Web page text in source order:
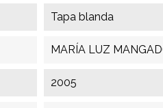
Tapa blanda
MARÍA LUZ
2005